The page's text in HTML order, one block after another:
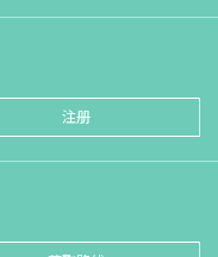
注册